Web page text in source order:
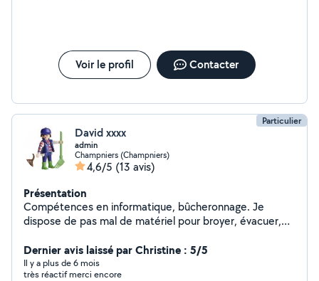
Voir le profil Contacter
Particulier
David xxxx
admin
Champniers (Champniers)
4,6/5 (13 avis)
Présentation
Compétences en informatique, bûcheronnage. Je
dispose de pas mal de matériel pour broyer, évacuer,
Dernier avis laissé par Christine : 5/5
Il y a plus de 6 mois
très réactif merci encore